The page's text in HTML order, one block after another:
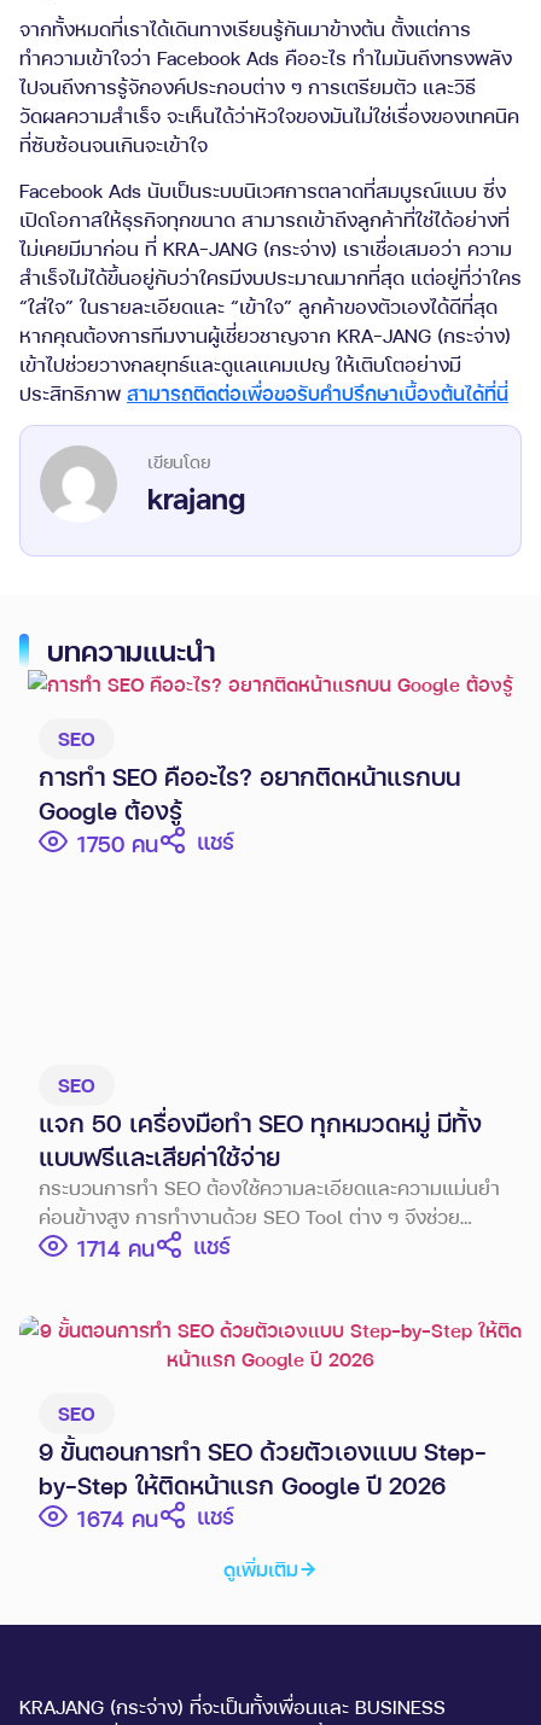
จากทั้งหมดที่เราได้เดินทางเรียนรู้กันมาข้างต้น ตั้งแต่การ
ทำความเข้าใจว่า Facebook Ads คืออะไร ทำไมมันถึงทรงพลัง
ไปจนถึงการรู้จักองค์ประกอบต่าง ๆ การเตรียมตัว และวิธี
วัดผลความสำเร็จ จะเห็นได้ว่าหัวใจของมันไม่ใช่เรื่องของเทคนิค
ที่ซับซ้อนจนเกินจะเข้าใจ
Facebook Ads นับเป็นระบบนิเวศการตลาดที่สมบูรณ์แบบ ซึ่ง
เปิดโอกาสให้ธุรกิจทุกขนาด สามารถเข้าถึงลูกค้าที่ใช่ได้อย่างที่
ไม่เคยมีมาก่อน ที่ KRA-JANG (กระจ่าง) เราเชื่อเสมอว่า ความ
สำเร็จไม่ได้ขึ้นอยู่กับว่าใครมีงบประมาณมากที่สุด แต่อยู่ที่ว่าใคร
“ใส่ใจ” ในรายละเอียดและ “เข้าใจ” ลูกค้าของตัวเองได้ดีที่สุด
หากคุณต้องการทีมงานผู้เชี่ยวชาญจาก KRA-JANG (กระจ่าง)
เข้าไปช่วยวางกลยุทธ์และดูแลแคมเปญ ให้เติบโตอย่างมี
ประสิทธิภาพ สามารถติดต่อเพื่อขอรับคำปรึกษาเบื้องต้นได้ที่นี่
krajang
บทความแนะนำ
SEO
การทำ SEO คืออะไร? อยากติดหน้าแรกบน
Google ต้องรู้
1750 แชร์
SEO
แจก 50 เครื่องมือทำ SEO ทุกหมวดหมู่ มีทั้ง
แบบฟรีและเสียค่าใช้จ่าย
กระบวนการทำ SEO ต้องใช้ความละเอียดและความแม่นยำ
ค่อนข้างสูง การทำงานด้วย SEO Tool ต่าง ๆ จึงช่วย
นักการตลาดประหยัดเวลา และช่วยให้ผลลัพธ์ออกมาตรง
1714 แชร์
SEO
9 ขั้นตอนการทำ SEO ด้วยตัวเองแบบ Step-
by-Step ให้ติดหน้าแรก Google ปี 2026
1674 แชร์
ดูเพิ่มเติม
KRAJANG (กระจ่าง) ที่จะเป็นทั้งเพื่อนและ BUSINESS